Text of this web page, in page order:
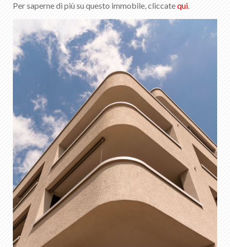
Per saperne di più su questo immobile, cliccatequi.